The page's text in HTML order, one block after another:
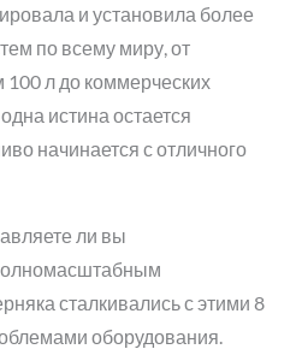
и установила более
по всему миру, от
л до коммерческих
истина остается
начинается с отличного
ли вы
сталкивались с этими 8
оборудования.